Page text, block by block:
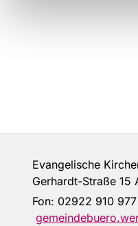
Evangelische
Gerhardt-Straße 15
Fon: 02922 910